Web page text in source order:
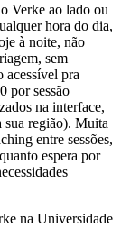
Verke ao lado ou
hora do dia,
à noite, não
sem
acessível pra
por sessão
na interface,
região). Muita
entre sessões,
espera por
na Universidade